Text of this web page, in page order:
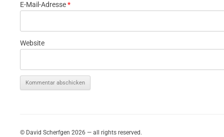
E-Mail-Adresse*
Website
© David Scherfgen 2026 — all rights reserved.